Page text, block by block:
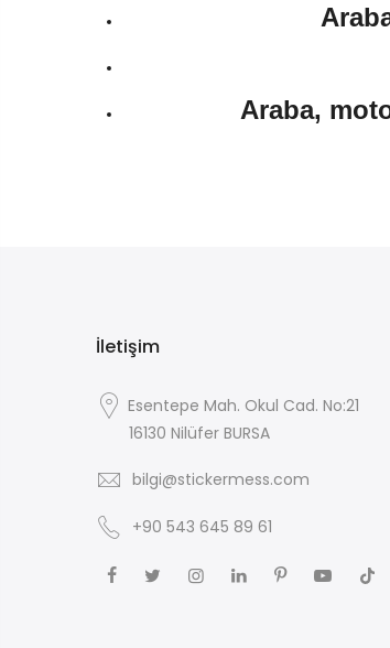
Araba,
İletişim
Esentepe Mah. Okul Cad. No:21
16130 Nilüfer BURSA
bilgi@stickermess.com
+90 543 645 89 61